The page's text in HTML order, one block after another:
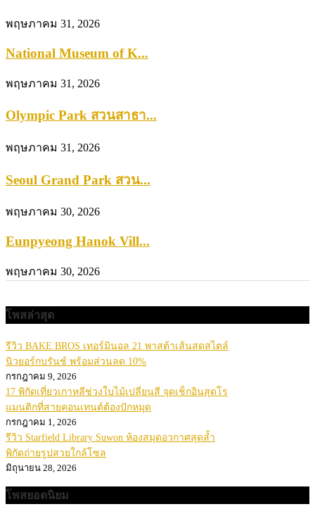
พฤษภาคม 31, 2026
National Museum of K...
พฤษภาคม 31, 2026
Olympic Park สวนสาธา...
พฤษภาคม 31, 2026
Seoul Grand Park สวน...
พฤษภาคม 30, 2026
Eunpyeong Hanok Vill...
พฤษภาคม 30, 2026
โพสล่าสุด
รีวิว BAKE BROS เทอร์มินอล 21 พาสต้าเส้นสดสไตล์
นิวยอร์กบรันช์ พร้อมส่วนลด 10%
กรกฎาคม 9, 2026
17 พิกัดเที่ยวเกาหลีช่วงใบไม้เปลี่ยนสี จุดเช็กอินสุดโร
แมนติกที่สายคอนเทนต์ต้องปักหมุด
กรกฎาคม 1, 2026
รีวิว Starfield Library Suwon ห้องสมุดอวกาศสุดล้ำ
พิกัดถ่ายรูปสวยใกล้โซล
มิถุนายน 28, 2026
โพสยอดนิยม